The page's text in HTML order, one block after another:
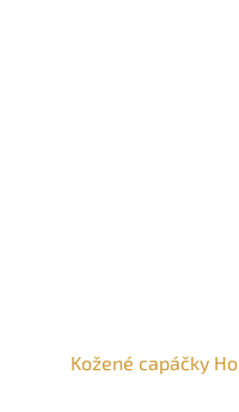
Kožené capáčky